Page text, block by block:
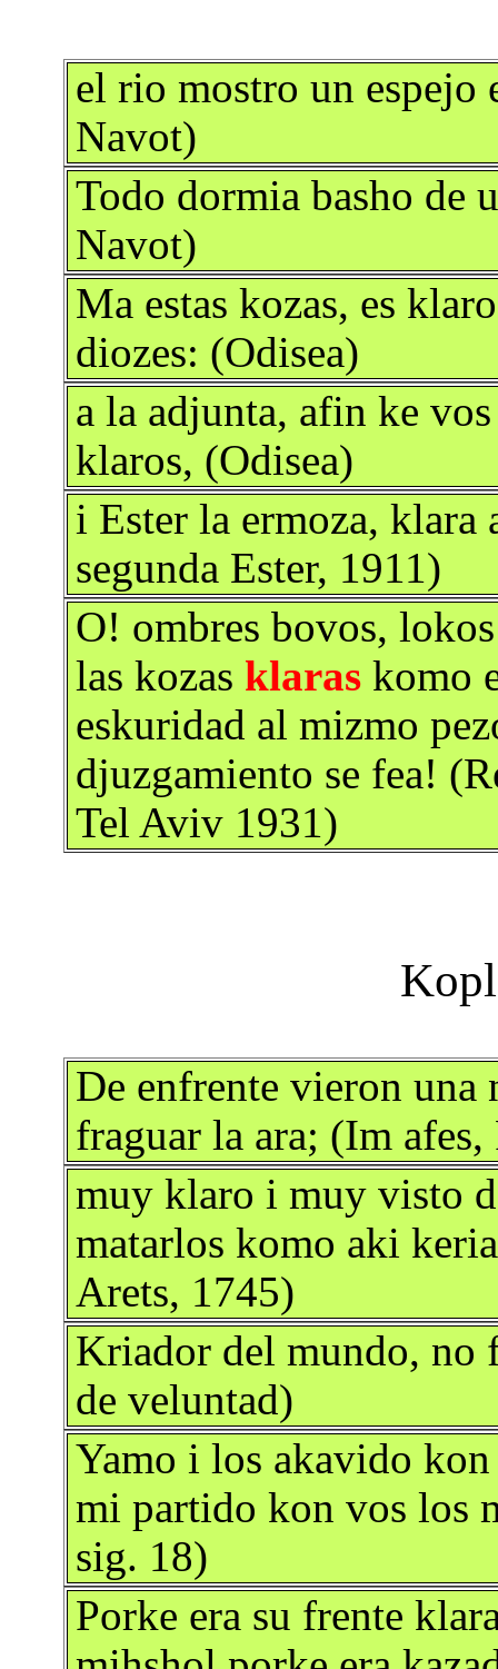
el rio mostro un espejo
Navot)
Todo dormia basho de
Navot)
Ma estas kozas, es
diozes: (Odisea)
a la adjunta, afin ke
klaros, (Odisea)
i Ester la ermoza,
segunda Ester, 1911)
O! ombres bovos,
las kozas klaras komo
eskuridad al mizmo
djuzgamiento se fea!
Tel Aviv 1931)
De enfrente vieron una
fraguar la ara; (Im afes,
muy klaro i muy visto
matarlos komo aki
Arets, 1745)
Kriador del mundo, no
de veluntad)
Yamo i los akavido
mi partido kon vos los
sig. 18)
Porke era su frente